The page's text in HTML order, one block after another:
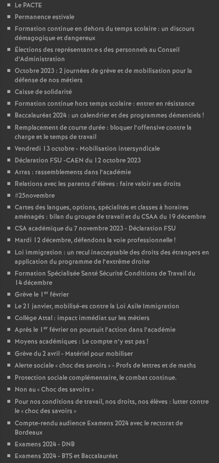
n
t
d
e
e
c
o
n
d
e
g
r
é
Le PACTE
Permanence estivale
Formation continue en dehors du temps scolaire : un discours
démagogique et dangereux
Élections des représentant·e·s des personnels au Conseil
d’Administration
Octobre 2023 : 2 journées de grève et de mobilisation pour la
défense de nos métiers
Caisse de solidarité
Formation continue hors temps scolaire : entrer en résistance
Baccalauréat 2024 : un calendrier et des programmes démentiels !
Remplacement de courte durée : bloquer l’offensive contre la
charge et le temps de travail
Vendredi 13 octobre - Mobilisation intersyndicale
Déclaration FSU -CAEN du 12 octobre 2023
Arras : rassemblements dans l’académie
Relations avec les parents d’élèves : faire valoir ses droits
#25novembre
Cartes des langues, options, spécialités et classes à horaires
aménagés : bilan du groupe de travail et du CSAA du 19 décembre
CSA académique du 7 novembre 2023 - Déclaration FSU
Mardi 12 décembre, défendons la voie professionnelle!
Loi immigration : un recul inacceptable des droits des étrangers en
application du programme de l’extrême droite
Formation Spécialisée Santé Sécurité Conditions de Travail du
14 décembre
Grève le 1 er février
Le 21 janvier, mobilisé-es contre la Loi Asile Immigration
Collège Attal : impact immédiat sur les métiers
Après le 1 er février on poursuit l’action dans l’académie
Moyens académiques : Le compte n’y est pas !
Grève du 2 avril - Matériel pour mobiliser
Alerte sociale «choc des savoirs » - Profs de lettres et de maths
Protection sociale complémentaire, le combat continue.
Non au «Choc des savoirs »
Pour nos conditions de travail, nos droits, nos élèves : lutter contre
le «choc des savoirs »
Compte-rendu audience Examens 2024 avec le rectorat de
Bordeaux
Examens 2024 - DNB
Examens 2024 - BTS et Baccalauréat